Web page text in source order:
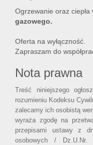
Ogrzewanie oraz ciepła
gazowego.
Oferta na wyłączność.
Zapraszam do
Nota prawna
Treść niniejszego
rozumieniu Kodeksu
zalecamy ich osobistą
wyraża zgodę na
przepisami ustawy z
osobowych /